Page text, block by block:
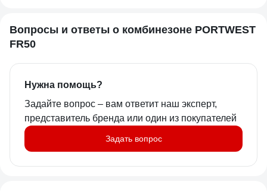
Вопросы и ответы о комбинезоне PORTWEST
FR50
Нужна помощь?
Задайте вопрос – вам ответит наш эксперт,
представитель бренда или один из покупателей
Задать вопрос